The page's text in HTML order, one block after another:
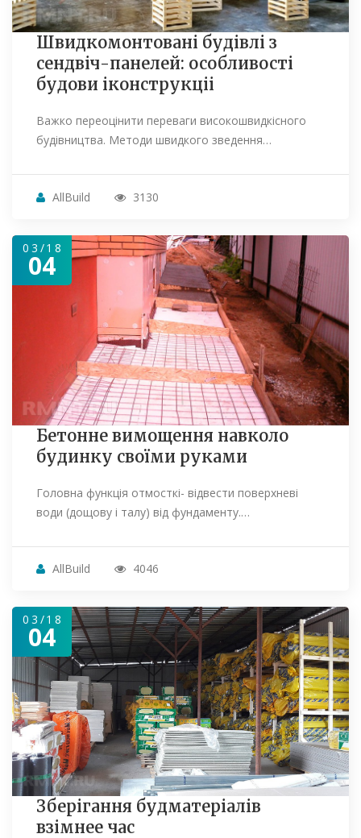
Швидкомонтовані будівлі з
сендвіч-панелей: особливості
будови іконструкціі
Важко переоцінити переваги високошвидкісного
будівництва. Методи швидкого зведення…
AllBuild 3130
03/18
04
Бетонне вимощення навколо
будинку своїми руками
Головна функція отмосткі- відвести поверхневі
води (дощову і талу) від фундаменту.…
AllBuild 4046
03/18
04
Зберігання будматеріалів
взімнее час